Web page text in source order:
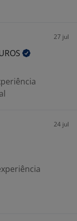
27 jul
24 jul